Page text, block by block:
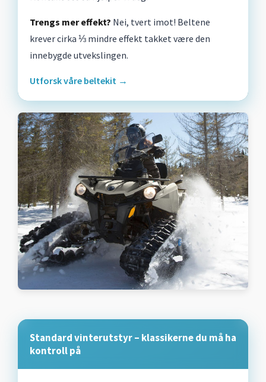
Trengs mer effekt? Nei, tvert imot! Beltene
krever cirka ⅓ mindre effekt takket være den
innebygde utvekslingen.
Utforsk våre beltekit →
Standard vinterutstyr – klassikerne du må ha
kontroll på